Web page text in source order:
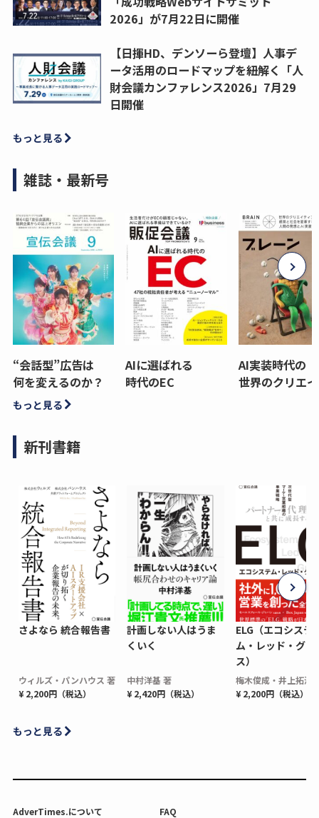
2026」が7月22日に開催
【日揮HD、デンソーら登壇】人事デ
ータ活用のロードマップを紐解く「人
財会議カンファレンス2026」7月29
日開催
もっと見る
雑誌・最新号
“会話型”広告は
何を変えるのか？
AIに選ばれる
時代のEC
AI実装時代の
世界のクリエ
もっと見る
新刊書籍
さよなら 統合報告書
ウィルズ・パンハウス 著
¥ 2,200円（税込）
計画しない人はうま
くいく
中村洋基 著
¥ 2,420円（税込）
ELG（エコシステ
ム・レッド・グロ
ス）
梅木俊成・井上拓海
¥ 2,200円（税込）
もっと見る
AdverTimes.について FAQ